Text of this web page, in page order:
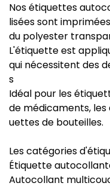
Nos étiquettes
lisées sont
du polyester
L'étiquette est
qui nécessitent des
s
Idéal pour les
de médicaments,
uettes de bouteilles.
Les catégories
Étiquette
Autocollant